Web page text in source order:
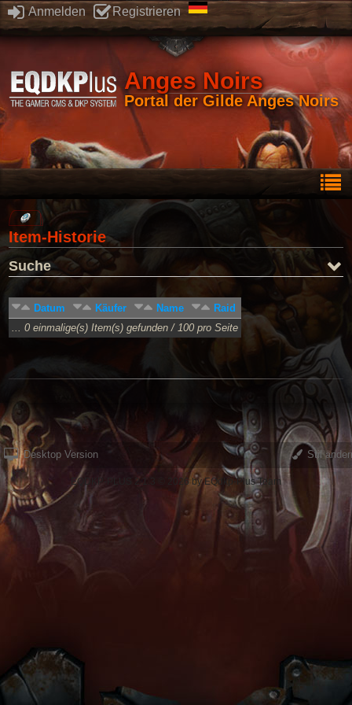
Anmelden Registrieren
Anges Noirs
Portal der Gilde Anges Noirs
Item-Historie
Suche
Datum Käufer Name
Raid
... 0 einmalige(s) Item(s) gefunden / 100 pro Seite
Desktop Version Stil
EQDKP-PLUS 2.1.3 © 2026 by EQdkp-Plus Team